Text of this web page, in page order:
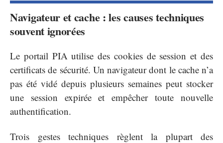
Navigateur et cache : les causes techniques
souvent ignorées
Le portail PIA utilise des cookies de session et des
certificats de sécurité. Un navigateur dont le cache n’a
pas été vidé depuis plusieurs semaines peut stocker
une session expirée et empêcher toute nouvelle
authentification.
Trois gestes techniques règlent la plupart des